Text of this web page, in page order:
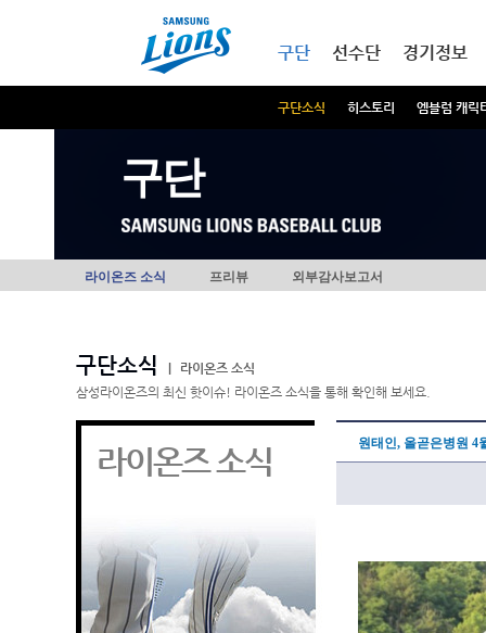
구단
구단소식 히스토리 엠블럼 캐릭
선수단 경기정보
구단
라이온즈 소식 프리뷰 외부감사보고서
구단소식
라이온즈 소식
삼성라이온즈의 최신 핫이슈! 라이온즈 소식을 통해 확인해 보세요.
라이온즈 소식 원태인, 올곧은병원 4